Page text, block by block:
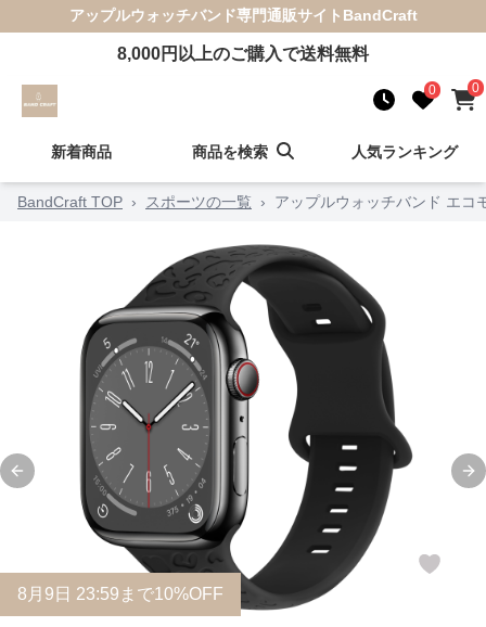
アップルウォッチバンド専門通販サイト BandCraft
8,000円以上のご購入で送料無料
0 0
新着商品 商品を検索 人気ランキング
BandCraft TOP › スポーツの一覧 › アップルウォッチバンド エコ
Previous slide
8 月 9 日 23:59まで10%OFF